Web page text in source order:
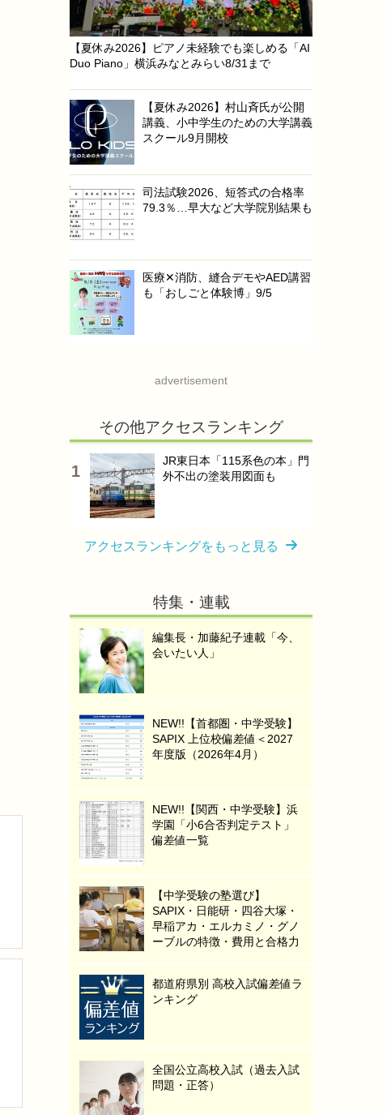
【夏休み2026】ピアノ未経験でも楽しめる「AI
Duo Piano」横浜みなとみらい8/31まで
【夏休み2026】村山斉氏が公開
講義、小中学生のための大学講義
スクール9月開校
司法試験2026、短答式の合格率
79.3％…早大など大学院別結果も
医療✕消防、縫合デモやAED講習
も「おしごと体験博」9/5
advertisement
その他アクセスランキング
JR東日本「115系色の本」門
外不出の塗装用図面も
アクセスランキングをもっと見る
特集・連載
編集長・加藤紀子連載「今、
会いたい人」
NEW!!【首都圏・中学受験】
SAPIX 上位校偏差値＜2027
年度版（2026年4月）
NEW!!【関西・中学受験】浜
学園「小6合否判定テスト」
偏差値一覧
【中学受験の塾選び】
SAPIX・日能研・四谷大塚・
早稲アカ・エルカミノ・グノ
ーブルの特徴・費用と合格力
都道府県別 高校入試偏差値ラ
ンキング
全国公立高校入試（過去入試
問題・正答）